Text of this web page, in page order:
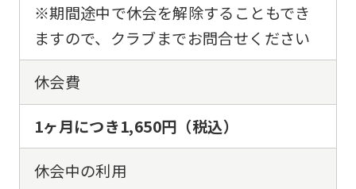
※期間途中で休会を解除することもでき
ますので、クラブまでお問合せください
休会費
1ヶ月につき1,650円（税込）
休会中の利用